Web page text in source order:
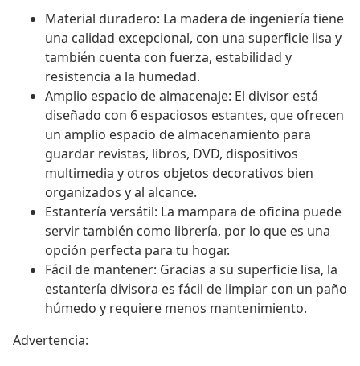
Material duradero: La madera de ingeniería tiene
una calidad excepcional, con una superficie lisa y
también cuenta con fuerza, estabilidad y
resistencia a la humedad.
Amplio espacio de almacenaje: El divisor está
diseñado con 6 espaciosos estantes, que ofrecen
un amplio espacio de almacenamiento para
guardar revistas, libros, DVD, dispositivos
multimedia y otros objetos decorativos bien
organizados y al alcance.
Estantería versátil: La mampara de oficina puede
servir también como librería, por lo que es una
opción perfecta para tu hogar.
Fácil de mantener: Gracias a su superficie lisa, la
estantería divisora es fácil de limpiar con un paño
húmedo y requiere menos mantenimiento.
Advertencia: